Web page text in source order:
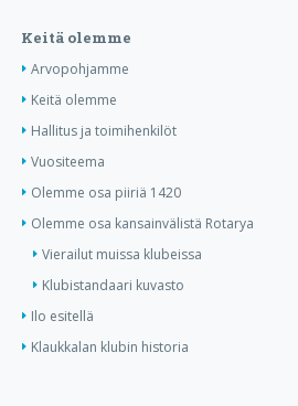
Keitä olemme
Arvopohjamme
Keitä olemme
Hallitus ja toimihenkilöt
Vuositeema
Olemme osa piiriä 1420
Olemme osa kansainvälistä Rotarya
Vierailut muissa klubeissa
Klubistandaari kuvasto
Ilo esitellä
Klaukkalan klubin historia